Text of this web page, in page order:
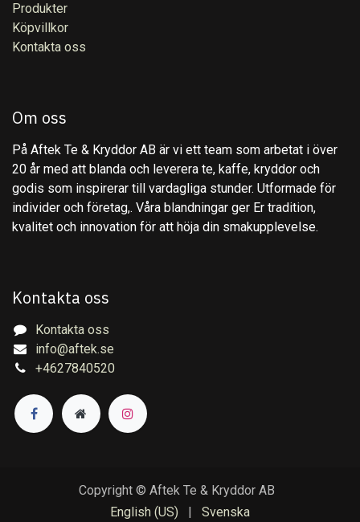
Produkter
Köpvillkor
Kontakta oss
Om oss
På Aftek Te & Kryddor AB är vi ett team som arbetat i över
20 år med att blanda och leverera te, kaffe, kryddor och
godis som inspirerar till vardagliga stunder. Utformade för
individer och företag,. Våra blandningar ger Er tradition,
kvalitet och innovation för att höja din smakupplevelse.
Kontakta oss
Kontakta oss
info@aftek.se
+4627840520
Copyright © Aftek Te & Kryddor AB
English (US)
| Svenska